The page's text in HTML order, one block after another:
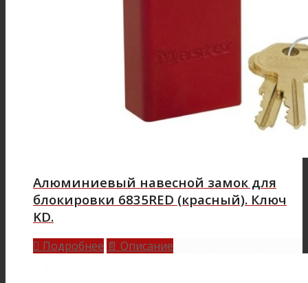
Алюминиевый навесной замок для
блокировки 6835RED (красный). Ключ
KD.
 Подробнее 📄 Описание